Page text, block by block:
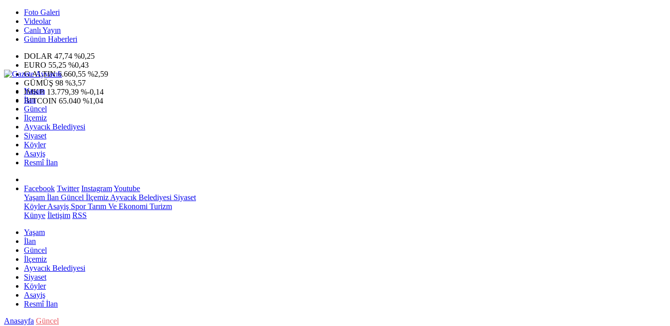
Foto Galeri
Videolar
Canlı Yayın
Günün Haberleri
DOLAR 47,74 %0,25
EURO 55,25 %0,43
G.ALTIN6.660,55 %2,59
GÜMÜŞ 98 %3,57
IMKB 13.779,39 %-0,14
BITCOIN 65.040 %1,04
Yaşam
İlan
Güncel
İlçemiz
Ayvacık Belediyesi
Siyaset
Köyler
Asayiş
Resmî İlan
Facebook Twitter InstagramYoutube
Yaşam İlan Güncel İlçemiz Ayvacık Belediyesi Siyaset
KöylerAsayiş SporTarım Ve Ekonomi Turizm
Künye İletişim RSS
Yaşam
İlan
Güncel
İlçemiz
Ayvacık Belediyesi
Siyaset
Köyler
Asayiş
Resmî İlan
Anasayfa Güncel